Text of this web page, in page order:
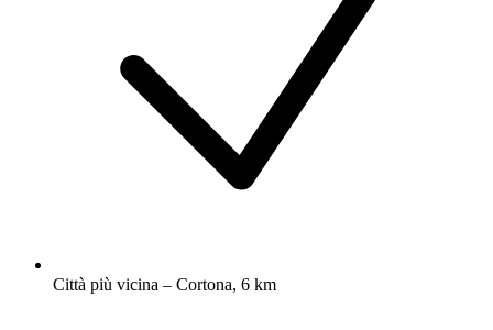
Città più vicina – Cortona, 6 km